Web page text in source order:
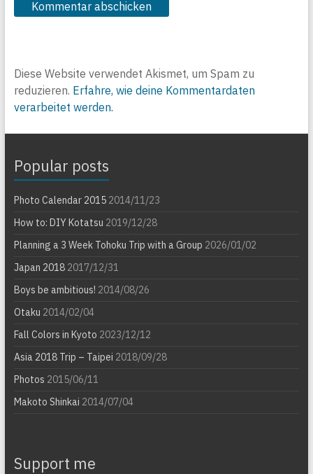
Diese Website verwendet Akismet, um Spam zu
reduzieren. Erfahre, wie deine Kommentardaten
verarbeitet werden.
Popular posts
Photo Calendar 20152014/11/23
How to: DIY Kotatsu 2019/12/28
Planning a 3 Week Tohoku Trip with a Group 2026/01/02
Japan 20182017/12/31
Boys be ambitious! 2014/08/26
Otaku 2014/02/04
Fall Colors in Kyoto 2023/12/12
Asia 2018 Trip – Taipei 2018/09/28
Photos 2015/06/11
Makoto Shinkai 2014/07/04
Support me